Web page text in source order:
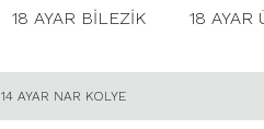
18 AYAR BİLEZİK 18 AYAR
14 AYAR NAR KOLYE